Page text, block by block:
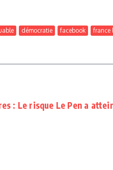
démocratie facebook france
: Le risque Le Pen a